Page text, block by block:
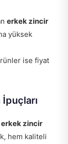
erkek zincir
yüksek
ise fiyat
erkek zincir
hem kaliteli